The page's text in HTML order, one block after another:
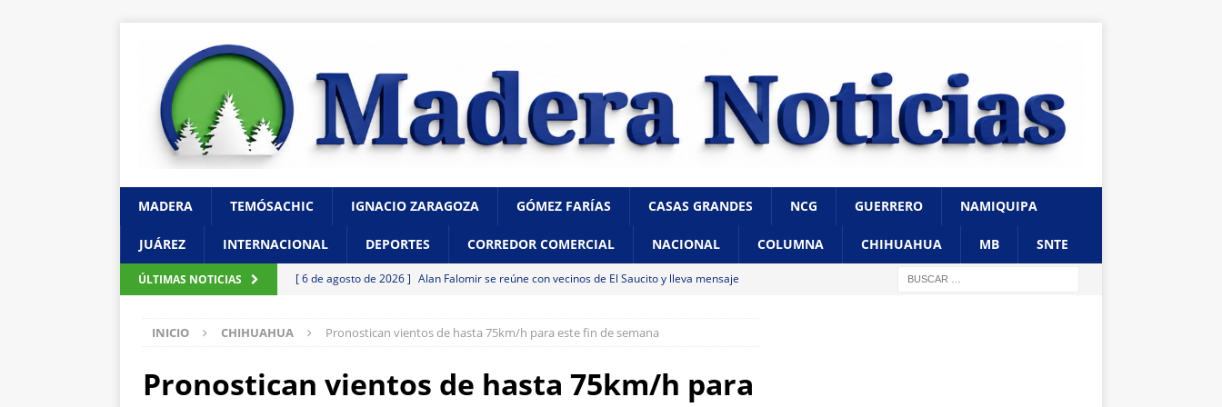
MADERA TEMÓSACHIC IGNACIO ZARAGOZA GÓMEZ FARÍAS CASAS GRANDES NCG GUERRERO NAMIQUIPA
JUÁREZ INTERNACIONAL DEPORTES CORREDOR COMERCIAL NACIONAL COLUMNA CHIHUAHUA MB SNTE
ÚLTIMAS NOTICIAS [ 6 de agosto de 2026 ] Alan Falomir se reúne con vecinos de El Saucito y lleva mensaje
[ 6 de agosto de 2026 ] Destaca César Jáuregui la importancia de atender las colonias
con cercanía y presencia
CHIHUAHUA
¿Buscas casa de renta en internet? Evita fraudes con estas
INICIO CHIHUAHUA Pronostican vientos de hasta 75km/h para este fin de semana
Pronostican vientos de hasta 75km/h para